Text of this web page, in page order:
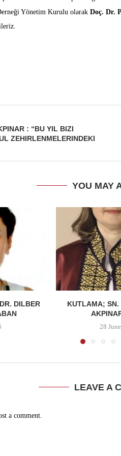
Yönetim Kurulu olarak Doç. Dr.
: “BU YIL BIZI
ZEHIRLENMELERINDEKI
YOU MAY
DILBER
KUTLAMA; SN.
28
LEAVE A
a comment.